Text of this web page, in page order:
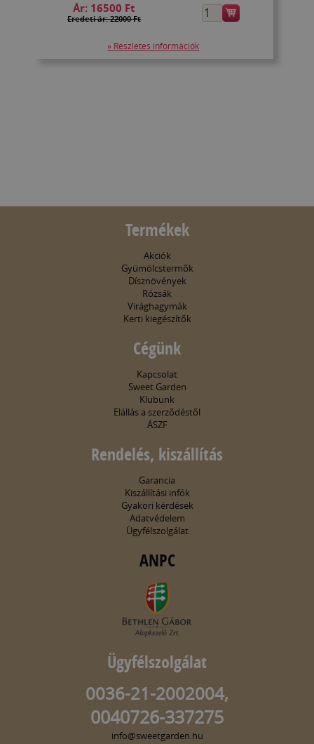
Ár: 16500 Ft
Eredeti ár: 22000 Ft
» Részletes információk
Termékek
Akciók
Gyümölcstermők
Dísznövények
Rózsák
Virághagymák
Kerti kiegészítők
Cégünk
Kapcsolat
Sweet Garden
Klubunk
Elállás a szerződéstől
ÁSZF
Rendelés, kiszállítás
Garancia
Kiszállítási infók
Gyakori kérdések
Adatvédelem
Ügyfélszolgálat
ANPC
Ügyfélszolgálat
0036-21-2002004,
0040726-337275
info@sweetgarden.hu